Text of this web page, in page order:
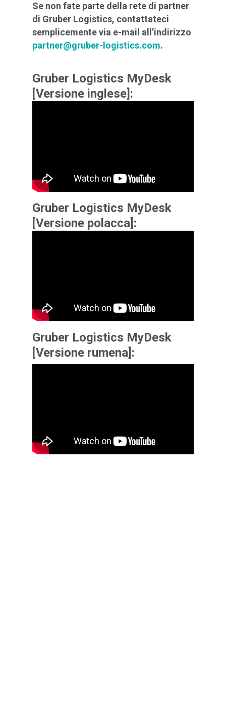
Se non fate parte della rete di partner
di Gruber Logistics, contattateci
semplicemente via e-mail all’indirizzo
partner@gruber-logistics.com.
Gruber Logistics MyDesk
[Versione inglese]:
Gruber Logistics MyDesk
[Versione polacca]:
Gruber Logistics MyDesk
[Versione rumena]: